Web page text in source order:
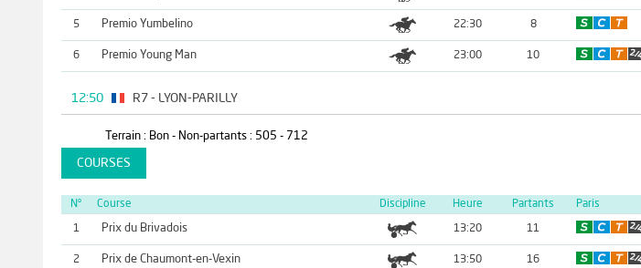
5 Premio Yumbelino 22:30 8
6 Premio Young Man 23:00 10
12:50 R7 - LYON-PARILLY
Terrain : Bon - Non-partants : 505 - 712
COURSES
N° Course Discipline Heure Partants Paris
1 Prix du Brivadois 13:20 11
2 Prix de Chaumont-en-Vexin 13:50 16